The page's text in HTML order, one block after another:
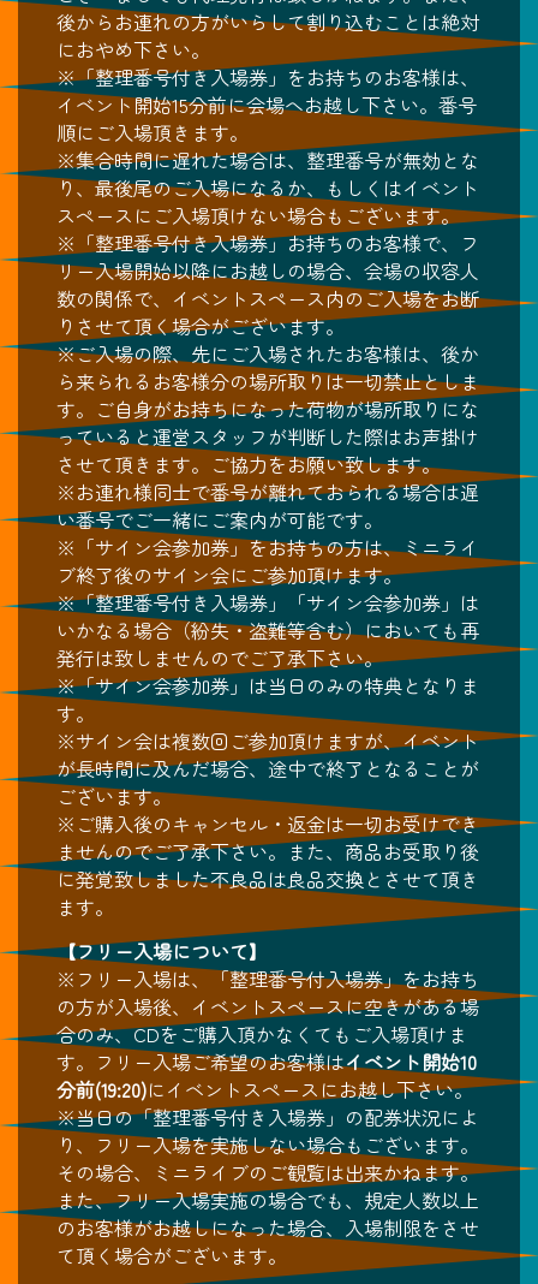
後からお連れの方がいらして割り込むことは絶対
におやめ下さい。
※「整理番号付き入場券」をお持ちのお客様は、
イベント開始15分前に会場へお越し下さい。番号
順にご入場頂きます。
※集合時間に遅れた場合は、整理番号が無効とな
り、最後尾のご入場になるか、もしくはイベント
スペースにご入場頂けない場合もございます。
※「整理番号付き入場券」お持ちのお客様で、フ
リー入場開始以降にお越しの場合、会場の収容人
数の関係で、イベントスペース内のご入場をお断
りさせて頂く場合がございます。
※ご入場の際、先にご入場されたお客様は、後か
ら来られるお客様分の場所取りは一切禁止としま
す。ご自身がお持ちになった荷物が場所取りにな
っていると運営スタッフが判断した際はお声掛け
させて頂きます。ご協力をお願い致します。
※お連れ様同士で番号が離れておられる場合は遅
い番号でご一緒にご案内が可能です。
※「サイン会参加券」をお持ちの方は、ミニライ
ブ終了後のサイン会にご参加頂けます。
※「整理番号付き入場券」「サイン会参加券」は
いかなる場合（紛失・盗難等含む）においても再
発行は致しませんのでご了承下さい。
※「サイン会参加券」は当日のみの特典となりま
す。
※サイン会は複数回ご参加頂けますが、イベント
が長時間に及んだ場合、途中で終了となることが
ございます。
※ご購入後のキャンセル・返金は一切お受けでき
ませんのでご了承下さい。また、商品お受取り後
に発覚致しました不良品は良品交換とさせて頂き
ます。
【フリー入場について】
※フリー入場は、「整理番号付入場券」をお持ち
の方が入場後、イベントスペースに空きがある場
合のみ、CDをご購入頂かなくてもご入場頂けま
す。フリー入場ご希望のお客様はイベント開始10
分前(19:20)にイベントスペースにお越し下さい。
※当日の「整理番号付き入場券」の配券状況によ
り、フリー入場を実施しない場合もございます。
その場合、ミニライブのご観覧は出来かねます。
また、フリー入場実施の場合でも、規定人数以上
のお客様がお越しになった場合、入場制限をさせ
て頂く場合がございます。